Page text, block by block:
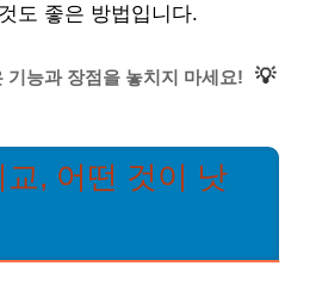
도 좋은 방법입니다.
기능과 장점을 놓치지 마세요! 💡
, 어떤 것이 낫